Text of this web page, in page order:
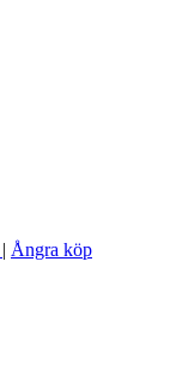
| Ångra köp